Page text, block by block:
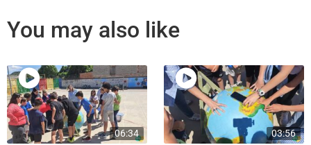
You may also like
06:34 03:56